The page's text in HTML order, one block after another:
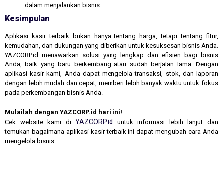
dalam menjalankan bisnis.
Kesimpulan
Aplikasi kasir terbaik bukan hanya tentang harga, tetapi tentang fitur,
kemudahan, dan dukungan yang diberikan untuk kesuksesan bisnis Anda.
YAZCORP.id menawarkan solusi yang lengkap dan efisien bagi bisnis
Anda, baik yang baru berkembang atau sudah berjalan lama. Dengan
aplikasi kasir kami, Anda dapat mengelola transaksi, stok, dan laporan
dengan lebih mudah dan cepat, memberi lebih banyak waktu untuk fokus
pada perkembangan bisnis Anda.
Mulailah dengan YAZCORP.id hari ini!
Cek website kami di YAZCORP.id
untuk informasi lebih lanjut dan
temukan bagaimana aplikasi kasir terbaik ini dapat mengubah cara Anda
mengelola bisnis.